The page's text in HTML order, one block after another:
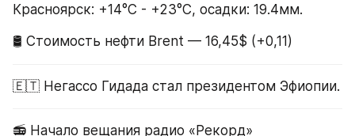
Красноярск: +14°C - +23°C, осадки: 19.4мм.
🛢 Стоимость нефти Brent — 16,45$ (+0,11)
🇪🇹 Негассо Гидада стал президентом Эфиопии.
📻 Начало вещания радио «Рекорд»